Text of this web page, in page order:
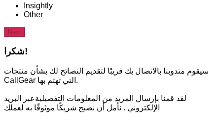
Insightly
Other
Next
شكرا!
سيقوم مندوبنا بالاتصال بك قريبًا لتقديم النصائح لك بشأن منتجات
CallGear التي تهتم بها.
لقد قمنا بإرسال المزيد من المعلومات التفصيليةعبر البريد
الإلكتروني . نأمل أن نصبح شريكًا موثوقًا به لعملك